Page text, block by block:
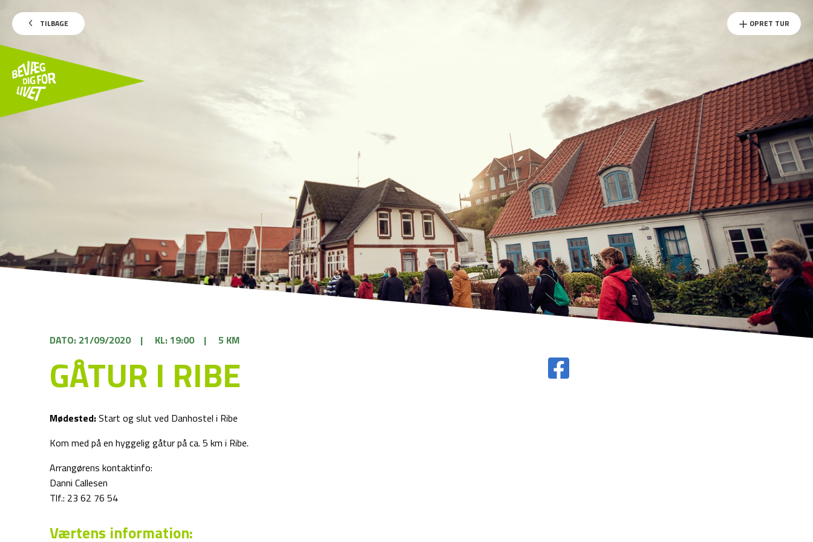
TILBAGE OPRET TUR
DATO: 21/09/2020 | KL: 19:00 | 5 KM
GÅTUR I RIBE
Mødested:Start og slut ved Danhostel i Ribe
Kom med på en hyggelig gåtur på ca. 5 km i Ribe.
Arrangørens kontaktinfo:
Danni Callesen
Tlf.: 23 62 76 54
Værtens information: